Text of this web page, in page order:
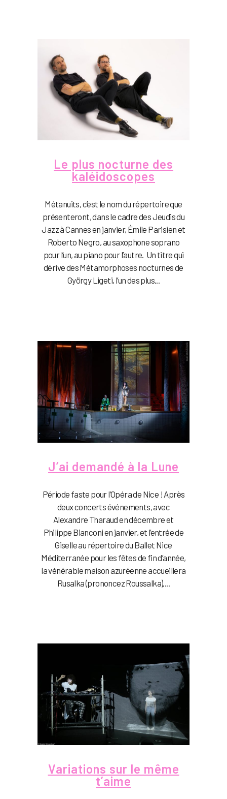
Le plus nocturne des
kaléidoscopes
Métanuits, c’est le nom du répertoire que
présenteront, dans le cadre des Jeudis du
Jazz à Cannes en janvier, Émile Parisien et
Roberto Negro, au saxophone soprano
pour l’un, au piano pour l’autre. Un titre qui
dérive des Métamorphoses nocturnes de
György Ligeti, l’un des plus...
J’ai demandé à la Lune
Période faste pour l’Opéra de Nice ! Après
deux concerts événements, avec
Alexandre Tharaud en décembre et
Philippe Bianconi en janvier, et l’entrée de
Giselle au répertoire du Ballet Nice
Méditerranée pour les fêtes de fin d’année,
la vénérable maison azuréenne accueillera
Rusalka (prononcez Roussalka),...
Variations sur le même
t’aime